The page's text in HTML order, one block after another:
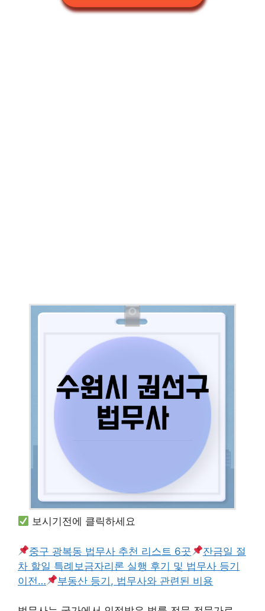
보시기전에 클릭하세요
중구 광복동 법무사 추천 리스트 6곳
잔금일 절
차 할일 특례보금자리론 실행 후기 및 법무사 등기
이전…
부동산 등기, 법무사와 관련된 비용